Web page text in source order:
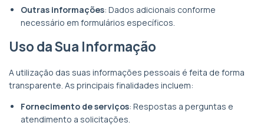
Outras informações: Dados adicionais conforme
necessário em formulários específicos.
Uso da Sua Informação
A utilização das suas informações pessoais é feita de forma
transparente. As principais finalidades incluem:
Fornecimento de serviços: Respostas a perguntas e
atendimento a solicitações.